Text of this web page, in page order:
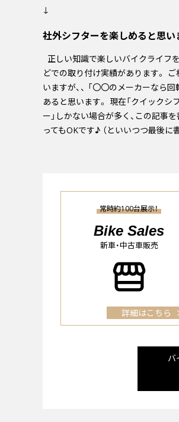
↓
社外シフターを楽しめると思い
正しい知識で楽しいバイクライフ
どでの取り付け実績があります。
いますが、、 「〇〇のメーカーなら
あると思います。 現在「クイックシ
ー」しかない場合が多く、この記事
ってもOKです♪ （といいつつ最後
常時約100台展示！
Bike Sales
新車・中古車販売
詳細はこちら
バ